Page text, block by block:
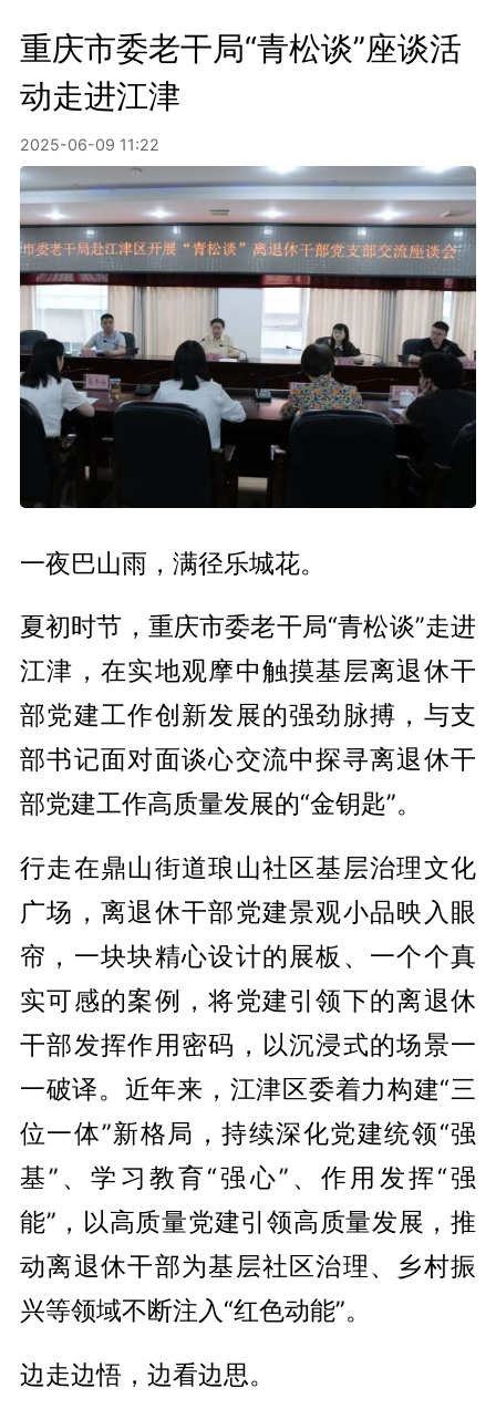
重庆市委老干局“青松谈”座谈活
动走进江津
2025-06-09 11:22
一夜巴山雨，满径乐城花。
夏初时节，重庆市委老干局“青松谈”走进
江津，在实地观摩中触摸基层离退休干
部党建工作创新发展的强劲脉搏，与支
部书记面对面谈心交流中探寻离退休干
部党建工作高质量发展的“金钥匙”。
行走在鼎山街道琅山社区基层治理文化
广场，离退休干部党建景观小品映入眼
帘，一块块精心设计的展板、一个个真
实可感的案例，将党建引领下的离退休
干部发挥作用密码，以沉浸式的场景一
一破译。近年来，江津区委着力构建“三
位一体”新格局，持续深化党建统领“强
基”、学习教育“强心”、作用发挥“强
能”，以高质量党建引领高质量发展，推
动离退休干部为基层社区治理、乡村振
兴等领域不断注入“红色动能”。
边走边悟，边看边思。